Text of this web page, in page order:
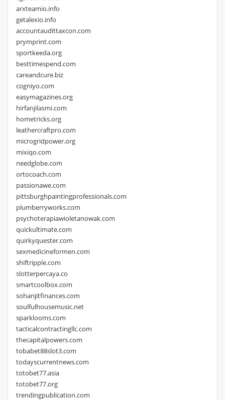
arxteamio.info
getalexio.info
accountaudittaxcon.com
prymprint.com
sportkeeda.org
besttimespend.com
careandcure.biz
cogniyo.com
easymagazines.org
hirfanjilasmi.com
hometricks.org
leathercraftpro.com
microgridpower.org
mixiqo.com
needglobe.com
ortocoach.com
passionawe.com
pittsburghpaintingprofessionals.com
plumberryworks.com
psychoterapiawioletanowak.com
quickultimate.com
quirkyquester.com
sexmedicineformen.com
shiftripple.com
slotterpercaya.co
smartcoolbox.com
sohanjitfinances.com
soulfulhousemusic.net
sparklooms.com
tacticalcontractingllc.com
thecapitalpowers.com
tobabet88slot3.com
todayscurrentnews.com
totobet77.asia
totobet77.org
trendingpublication.com